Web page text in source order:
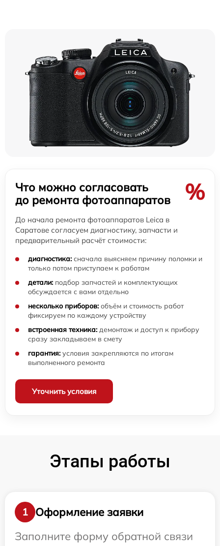
Что можно согласовать
до ремонта фотоаппаратов
%
До начала ремонта фотоаппаратов Leica в
Саратове согласуем диагностику, запчасти и
предварительный расчёт стоимости:
диагностика: сначала выясняем причину поломки и
только потом приступаем к работам
детали: подбор запчастей и комплектующих
обсуждается с вами отдельно
несколько приборов: объём и стоимость работ
фиксируем по каждому устройству
встроенная техника: демонтаж и доступ к прибору
сразу закладываем в смету
гарантия: условия закрепляются по итогам
выполненного ремонта
Уточнить условия
Этапы работы
1
Оформление заявки
Заполните форму обратной связи